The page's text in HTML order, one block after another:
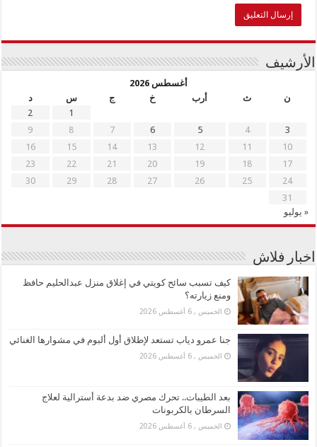
الأرشيف
أغسطس 2026
ن
ث أرب خ ج س
د
1
2
3
4
5
6
7
8
9
10
11
12
13
14
15
16
17
18
19
20
21
22
23
24
25
26
27
28
29
30
31
« يوليو
اخبار فلاش
كيف تسبب سائح كويتي في إغلاق منزل عبدالحليم حافظ
ومنع زيارته؟
الخميس , 6 أغسطس 2026
جنا عمرو دياب تستعد لإطلاق أول ألبوم في مشوارها الغنائي
الخميس , 6 أغسطس 2026
بعد الطيبات.. تحرك مصري ضد بدعة أسترالية لعلاج
السرطان بالكربونات
الخميس , 6 أغسطس 2026